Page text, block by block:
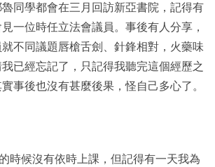
同學都會在三月回訪新亞書院，記得有
一位時任立法會議員。事後有人分享，
不同議題唇槍舌劍、針鋒相對，火藥味
已經忘記了，只記得我聽完這個經歷之
事後也沒有甚麼後果，怪自己多心了。
時候沒有依時上課，但記得有一天我為